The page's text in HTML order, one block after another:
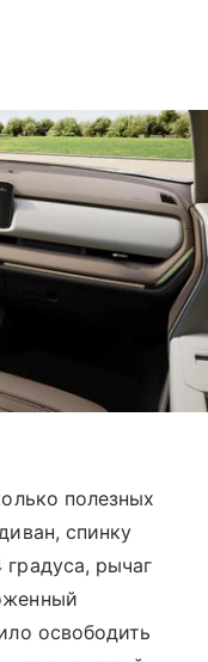
полезных
спинку
рычаг
освободить